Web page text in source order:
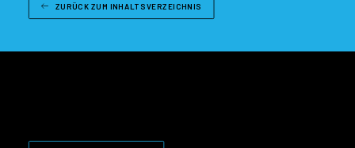
ZURÜCK ZUM INHALTSVERZEICHNIS